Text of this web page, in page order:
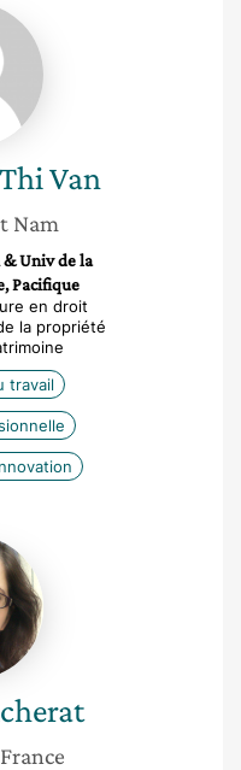
Van
Nam
& Univ de la
Pacifique
en droit
la propriété
travail